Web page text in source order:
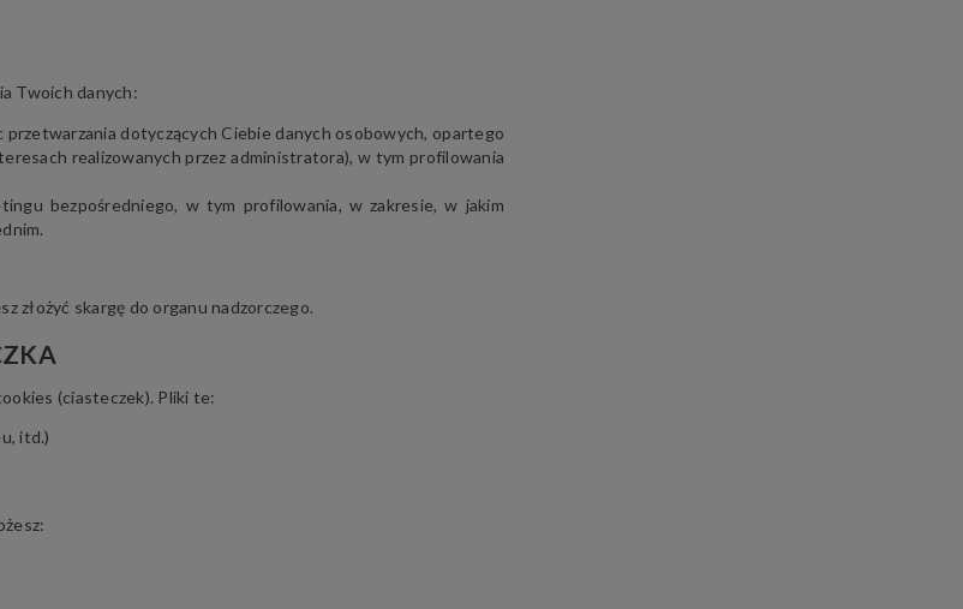
Twoich danych:
przetwarzania dotyczących Ciebie danych osobowych, opartego
realizowanych przez administratora), w tym profilowania
bezpośredniego, w tym profilowania, w zakresie, w jakim
złożyć skargę do organu nadzorczego.
(ciasteczek). Pliki te:
itd.)